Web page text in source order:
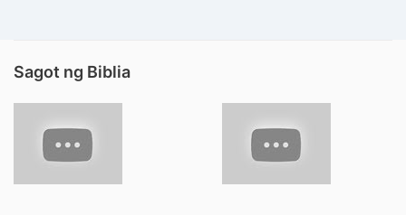
Sagot ng Biblia